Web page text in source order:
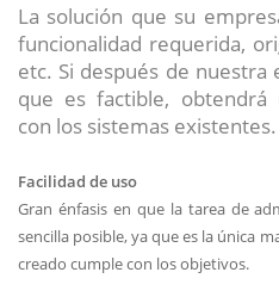
La solución que su
funcionalidad requerida,
etc. Si después de
que es factible, obtendrá
con los sistemas existentes.
Facilidad de uso
Gran énfasis en que la tarea de
sencilla posible, ya que es la única
creado cumple con los objetivos.